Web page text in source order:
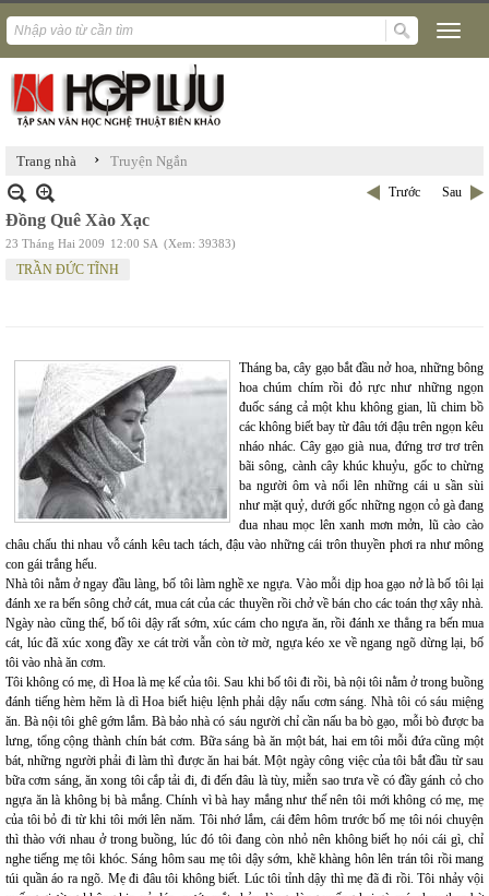
Trang nhà › Truyện Ngắn
Trước Sau
Đồng Quê Xào Xạc
23 Tháng Hai 2009 12:00 SA (Xem: 39383)
TRẦN ĐỨC TĨNH
Tháng ba, cây gạo bắt đầu nở hoa, những bông
hoa chúm chím rồi đỏ rực như những ngọn
đuốc sáng cả một khu không gian, lũ chim bồ
các không biết bay từ đâu tới đậu trên ngọn kêu
nháo nhác. Cây gạo già nua, đứng trơ trơ trên
bãi sông, cành cây khúc khuỷu, gốc to chừng
ba người ôm và nổi lên những cái u sần sùi
như mặt quỷ, dưới gốc những ngọn cỏ gà đang
đua nhau mọc lên xanh mơn mởn, lũ cào cào
châu chấu thi nhau vỗ cánh kêu tach tách, đậu vào những cái trôn thuyền phơi ra như mông
con gái trắng hếu.
Nhà tôi nằm ở ngay đầu làng, bố tôi làm nghề xe ngựa. Vào mỗi dịp hoa gạo nở là bố tôi lại
đánh xe ra bến sông chở cát, mua cát của các thuyền rồi chở về bán cho các toán thợ xây nhà.
Ngày nào cũng thế, bố tôi dậy rất sớm, xúc cám cho ngựa ăn, rồi đánh xe thẳng ra bến mua
cát, lúc đã xúc xong đầy xe cát trời vẫn còn tờ mờ, ngựa kéo xe về ngang ngõ dừng lại, bố
tôi vào nhà ăn cơm.
Tôi không có mẹ, dì Hoa là mẹ kế của tôi. Sau khi bố tôi đi rồi, bà nội tôi nằm ở trong buồng
đánh tiếng hèm hẽm là dì Hoa biết hiệu lệnh phải dậy nấu cơm sáng. Nhà tôi có sáu miệng
ăn. Bà nội tôi ghê gớm lắm. Bà bảo nhà có sáu người chỉ cần nấu ba bò gạo, mỗi bò được ba
lưng, tổng cộng thành chín bát cơm. Bữa sáng bà ăn một bát, hai em tôi mỗi đứa cũng một
bát, những người phải đi làm thì được ăn hai bát. Một ngày công việc của tôi bắt đầu từ sau
bữa cơm sáng, ăn xong tôi cắp tải đi, đi đến đâu là tùy, miễn sao trưa về có đầy gánh cỏ cho
ngựa ăn là không bị bà mắng. Chính vì bà hay mắng như thế nên tôi mới không có mẹ, mẹ
của tôi bỏ đi từ khi tôi mới lên năm. Tôi nhớ lắm, cái đêm hôm trước bố mẹ tôi nói chuyện
thì thào với nhau ở trong buồng, lúc đó tôi đang còn nhỏ nên không biết họ nói cái gì, chỉ
nghe tiếng mẹ tôi khóc. Sáng hôm sau mẹ tôi dậy sớm, khẽ khàng hôn lên trán tôi rồi mang
túi quần áo ra ngõ. Mẹ đi đâu tôi không biết. Lúc tôi tỉnh dậy thì mẹ đã đi rồi. Tôi nhảy vội